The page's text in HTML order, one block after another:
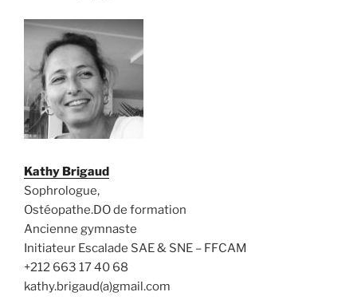
Kathy Brigaud
Sophrologue,
Ostéopathe.DO de formation
Ancienne gymnaste
Initiateur Escalade SAE & SNE – FFCAM
+212 663 17 40 68
kathy.brigaud(a)gmail.com